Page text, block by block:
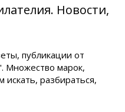
Новости,
публикации от
Множество марок,
разбираться,